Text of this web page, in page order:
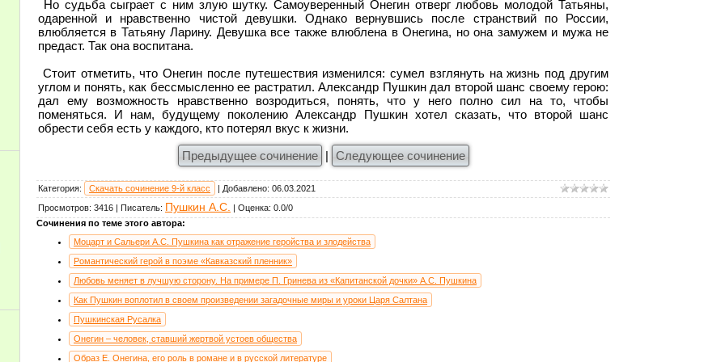
Но судьба сыграет с ним злую шутку. Самоуверенный Онегин отверг любовь молодой Татьяны,
одаренной и нравственно чистой девушки. Однако вернувшись после странствий по России,
влюбляется в Татьяну Ларину. Девушка все также влюблена в Онегина, но она замужем и мужа не
предаст. Так она воспитана.
Стоит отметить, что Онегин после путешествия изменился: сумел взглянуть на жизнь под другим
углом и понять, как бессмысленно ее растратил. Александр Пушкин дал второй шанс своему герою:
дал ему возможность нравственно возродиться, понять, что у него полно сил на то, чтобы
поменяться. И нам, будущему поколению Александр Пушкин хотел сказать, что второй шанс
обрести себя есть у каждого, кто потерял вкус к жизни.
Предыдущее сочинение
| Следующее сочинение
Категория: Скачать сочинение 9-й класс Добавлено: 06.03.2021
Просмотров: 3416 Писатель: Пушкин А.С. Оценка: 0.0/0
Сочинения по теме этого автора:
Моцарт и Сальери А.С. Пушкина как отражение геройства и злодейства
Романтический герой в поэме «Кавказский пленник»
Любовь меняет в лучшую сторону. На примере П. Гринева из «Капитанской дочки» А.С. Пушкина
Как Пушкин воплотил в своем произведении загадочные миры и уроки Царя Салтана
Пушкинская Русалка
Онегин – человек, ставший жертвой устоев общества
Образ Е. Онегина, его роль в романе и в русской литературе